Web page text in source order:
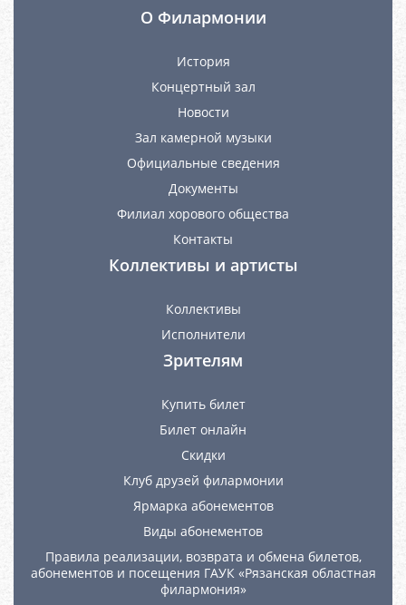
О Филармонии
История
Концертный зал
Новости
Зал камерной музыки
Официальные сведения
Документы
Филиал хорового общества
Контакты
Коллективы и артисты
Коллективы
Исполнители
Зрителям
Купить билет
Билет онлайн
Скидки
Клуб друзей филармонии
Ярмарка абонементов
Виды абонементов
Правила реализации, возврата и обмена билетов,
абонементов и посещения ГАУК «Рязанская областная
филармония»